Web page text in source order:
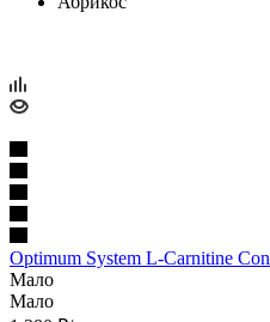
Optimum System L-Carnitine
Мало
Мало